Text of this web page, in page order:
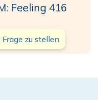
Feeling 416
zu stellen